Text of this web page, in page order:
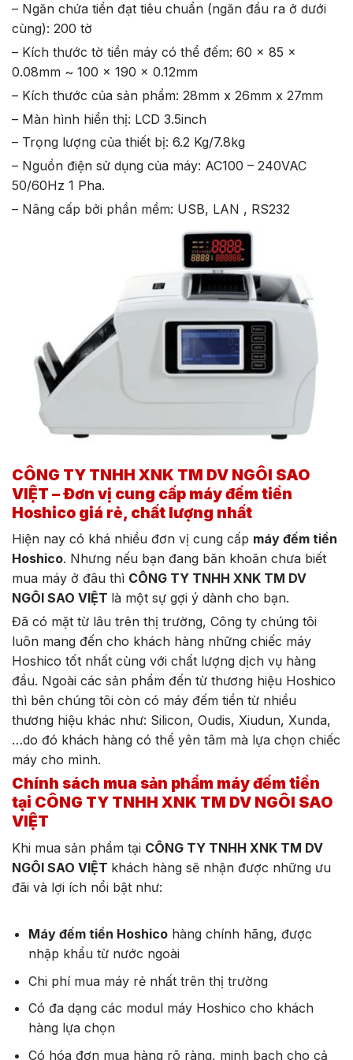
– Ngăn chứa tiền đạt tiêu chuẩn (ngăn đầu ra ở dưới
cùng): 200 tờ
– Kích thước tờ tiền máy có thể đếm: 60 x 85 x
0.08mm ~ 100 x 190 x 0.12mm
– Kích thước của sản phẩm: 28mm x 26mm x 27mm
– Màn hình hiển thị: LCD 3.5inch
– Trọng lượng của thiết bị: 6.2 Kg/7.8kg
– Nguồn điện sử dụng của máy: AC100 – 240VAC
50/60Hz 1 Pha.
– Nâng cấp bởi phần mềm: USB, LAN , RS232
CÔNG TY TNHH XNK TM DV NGÔI SAO
VIỆT – Đơn vị cung cấp máy đếm tiền
Hoshico giá rẻ, chất lượng nhất
Hiện nay có khá nhiều đơn vị cung cấp máy đếm tiền
Hoshico. Nhưng nếu bạn đang băn khoăn chưa biết
mua máy ở đâu thì CÔNG TY TNHH XNK TM DV
NGÔI SAO VIỆT là một sự gợi ý dành cho bạn.
Đã có mặt từ lâu trên thị trường, Công ty chúng tôi
luôn mang đến cho khách hàng những chiếc máy
Hoshico tốt nhất cùng với chất lượng dịch vụ hàng
đầu. Ngoài các sản phẩm đến từ thương hiệu Hoshico
thì bên chúng tôi còn có máy đếm tiền từ nhiều
thương hiệu khác như: Silicon, Oudis, Xiudun, Xunda,
…do đó khách hàng có thể yên tâm mà lựa chọn chiếc
máy cho mình.
Chính sách mua sản phẩm máy đếm tiền
tại CÔNG TY TNHH XNK TM DV NGÔI SAO
VIỆT
Khi mua sản phẩm tại CÔNG TY TNHH XNK TM DV
NGÔI SAO VIỆT khách hàng sẽ nhận được những ưu
đãi và lợi ích nổi bật như:
Máy đếm tiền Hoshicohàng chính hãng, được
nhập khẩu từ nước ngoài
Chi phí mua máy rẻ nhất trên thị trường
Có đa dạng các modul máy Hoshico cho khách
hàng lựa chọn
Có hóa đơn mua hàng rõ ràng, minh bạch cho cả